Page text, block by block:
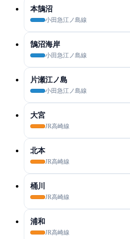
本鵠沼
小田急江ノ島線
鵠沼海岸
小田急江ノ島線
片瀬江ノ島
小田急江ノ島線
大宮
JR高崎線
北本
JR高崎線
桶川
JR高崎線
浦和
JR高崎線